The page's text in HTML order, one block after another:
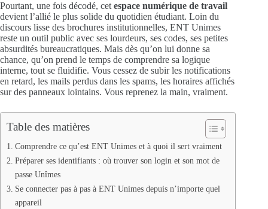
Pourtant, une fois décodé, cet espace numérique de travail
devient l’allié le plus solide du quotidien étudiant. Loin du
discours lisse des brochures institutionnelles, ENT Unimes
reste un outil public avec ses lourdeurs, ses codes, ses petites
absurdités bureaucratiques. Mais dès qu’on lui donne sa
chance, qu’on prend le temps de comprendre sa logique
interne, tout se fluidifie. Vous cessez de subir les notifications
en retard, les mails perdus dans les spams, les horaires affichés
sur des panneaux lointains. Vous reprenez la main, vraiment.
Table des matières
Comprendre ce qu’est ENT Unimes et à quoi il sert vraiment
Préparer ses identifiants : où trouver son login et son mot de
passe Unîmes
Se connecter pas à pas à ENT Unimes depuis n’importe quel
appareil